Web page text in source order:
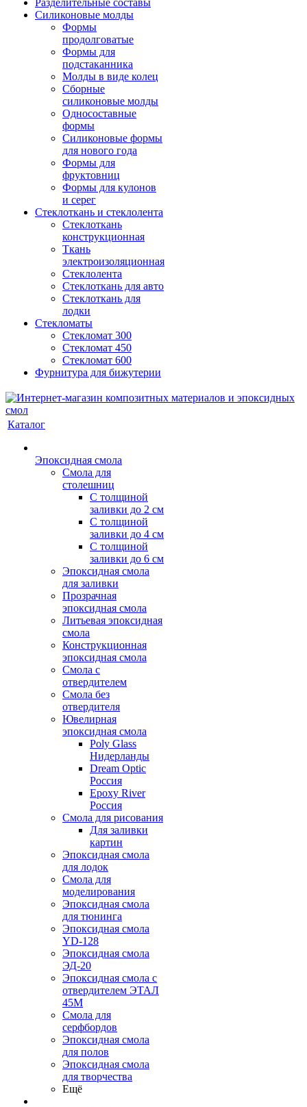
Разделительные составы
Силиконовые молды
Формы
продолговатые
Формы для
подстаканника
Молды в виде колец
Сборные
силиконовые молды
Односоставные
формы
Силиконовые формы
для нового года
Формы для
фруктовниц
Формы для кулонов
и серег
Стеклоткань и стеклолента
Стеклоткань
конструкционная
Ткань
электроизоляционная
Стеклолента
Стеклоткань для авто
Стеклоткань для
лодки
Стекломаты
Стекломат 300
Стекломат 450
Стекломат 600
Фурнитура для бижутерии
Каталог
Эпоксидная смола
Смола для
столешниц
С толщиной
заливки до 2 см
С толщиной
заливки до 4 см
С толщиной
заливки до 6 см
Эпоксидная смола
для заливки
Прозрачная
эпоксидная смола
Литьевая эпоксидная
смола
Конструкционная
эпоксидная смола
Смола с
отвердителем
Смола без
отвердителя
Ювелирная
эпоксидная смола
Poly Glass
Нидерланды
Dream Optic
Россия
Epoxy River
Россия
Смола для рисования
Для заливки
картин
Эпоксидная смола
для лодок
Смола для
моделирования
Эпоксидная смола
для тюнинга
Эпоксидная смола
YD-128
Эпоксидная смола
ЭД-20
Эпоксидная смола с
отвердителем ЭТАЛ
45М
Смола для
серфбордов
Эпоксидная смола
для полов
Эпоксидная смола
для творчества
Ещё